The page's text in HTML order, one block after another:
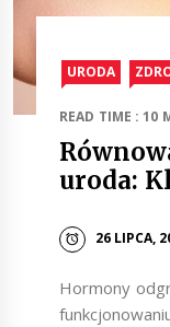
URODA
READ TIME : 10
uroda:
26 LIPCA,
Hormony